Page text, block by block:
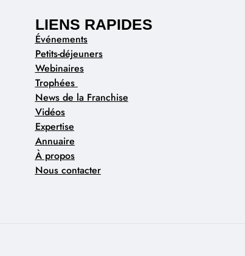
LIENS RAPIDES
Événements
Petits-déjeuners
Webinaires
Trophées
News de la Franchise
Vidéos
Expertise
Annuaire
À propos
Nous contacter